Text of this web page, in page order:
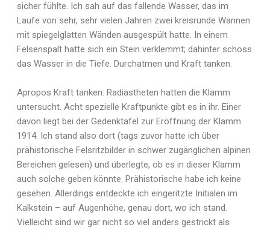
sicher fühlte. Ich sah auf das fallende Wasser, das im
Laufe von sehr, sehr vielen Jahren zwei kreisrunde Wannen
mit spiegelglatten Wänden ausgespült hatte. In einem
Felsenspalt hatte sich ein Stein verklemmt; dahinter schoss
das Wasser in die Tiefe. Durchatmen und Kraft tanken.
Apropos Kraft tanken: Radiästheten hatten die Klamm
untersucht. Acht spezielle Kraftpunkte gibt es in ihr. Einer
davon liegt bei der Gedenktafel zur Eröffnung der Klamm
1914. Ich stand also dort (tags zuvor hatte ich über
prähistorische Felsritzbilder in schwer zugänglichen alpinen
Bereichen gelesen) und überlegte, ob es in dieser Klamm
auch solche geben könnte. Prähistorische habe ich keine
gesehen. Allerdings entdeckte ich eingeritzte Initialen im
Kalkstein – auf Augenhöhe, genau dort, wo ich stand.
Vielleicht sind wir gar nicht so viel anders gestrickt als